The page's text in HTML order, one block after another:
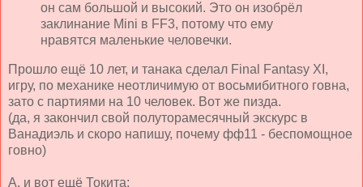
он сам большой и высокий. Это он изобрёл
заклинание Mini в FF3, потому что ему
нравятся маленькие человечки.
Прошло ещё 10 лет, и танака сделал Final Fantasy XI,
игру, по механике неотличимую от восьмибитного говна,
зато с партиями на 10 человек. Вот же пизда.
(да, я закончил свой полуторамесячный экскурс в
Ванадиэль и скоро напишу, почему фф11 - беспомощное
говно)
А, и вот ещё Токита: